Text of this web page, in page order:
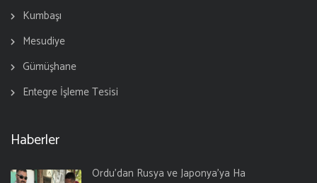
Kumbaşı
Mesudiye
Gümüşhane
Entegre İşleme Tesisi
Haberler
Ordu’dan Rusya ve Japonya’ya Ha